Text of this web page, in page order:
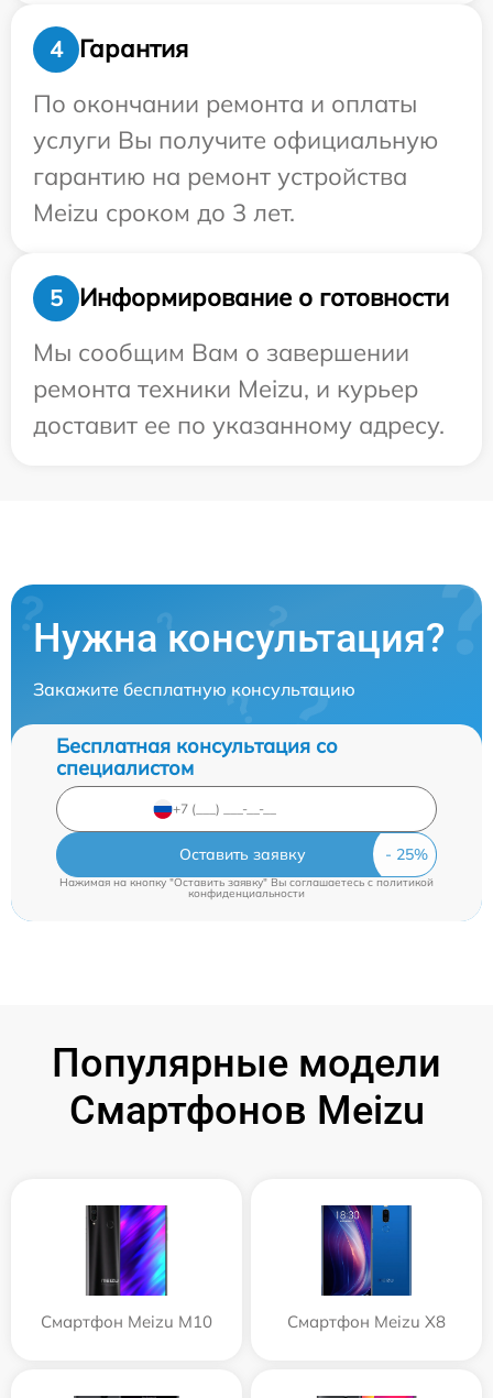
4
Гарантия
По окончании ремонта и оплаты
услуги Вы получите официальную
гарантию на ремонт устройства
Meizu сроком до 3 лет.
5
Информирование о готовности
Мы сообщим Вам о завершении
ремонта техники Meizu, и курьер
доставит ее по указанному адресу.
Нужна консультация?
Закажите бесплатную консультацию
Бесплатная консультация со
специалистом
Оставить заявку
Нажимая на кнопку "Оставить заявку" Вы соглашаетесь cполитикой
конфиденциальности
Популярные модели
Смартфонов Meizu
Смартфон Meizu M10 Смартфон Meizu X8